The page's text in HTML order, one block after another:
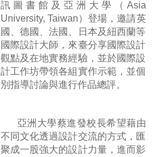
訊圖書館及亞洲大學（Asia
University, Taiwan）登場，邀請英
國、德國、法國、日本及紐西蘭等
國際設計大師，來臺分享國際設計
觀點及在地實務經驗，並於國際設
計工作坊帶領各組實作示範，並個
別指導討論與進行作品總評。
亞洲大學蔡進發校長希望藉由
不同文化透過設計交流的方式，匯
聚成一股強大的設計力量，進而影